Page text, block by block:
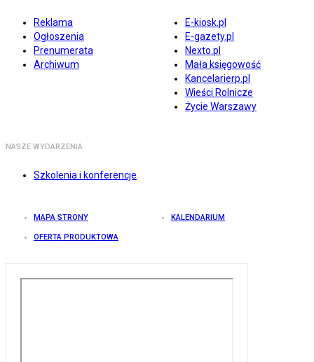
Reklama
Ogłoszenia
Prenumerata
Archiwum
E-kiosk.pl
E-gazety.pl
Nexto.pl
Mała księgowość
Kancelarierp.pl
Wieści Rolnicze
Życie Warszawy
NASZE WYDARZENIA
Szkolenia i konferencje
MAPA STRONY KALENDARIUM
OFERTA PRODUKTOWA